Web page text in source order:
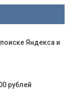
Яндекса и
рублей